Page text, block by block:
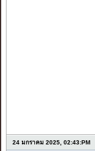
24 มกราคม 2025, 02:43:PM